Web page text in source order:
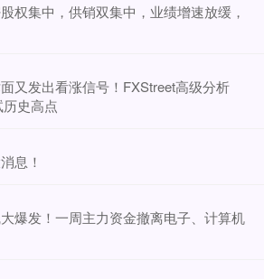
权集中，供销双集中，业绩增速放缓，
又发出看涨信号！FXStreet高级分析
史高点
息！
爆发！一周主力资金撤离电子、计算机